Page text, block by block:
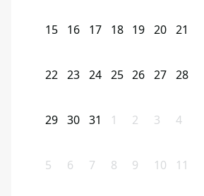
15 16 17 18 19 20 21
22 23 24 25 26 27 28
29 30 31 1 2 3 4
5 6 7 8 9 10 11